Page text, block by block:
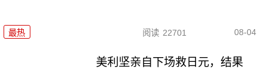
最热 阅读 22701 08-04
美利坚亲自下场救日元，结果